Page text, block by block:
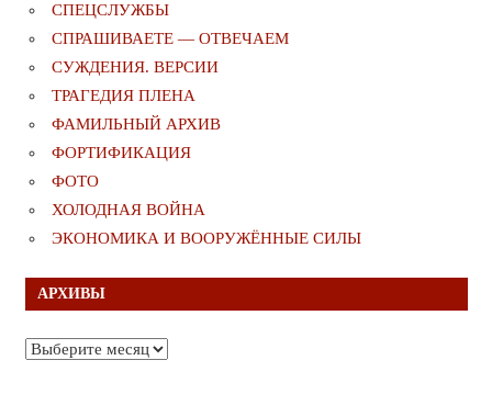
СПЕЦСЛУЖБЫ
СПРАШИВАЕТЕ — ОТВЕЧАЕМ
СУЖДЕНИЯ. ВЕРСИИ
ТРАГЕДИЯ ПЛЕНА
ФАМИЛЬНЫЙ АРХИВ
ФОРТИФИКАЦИЯ
ФОТО
ХОЛОДНАЯ ВОЙНА
ЭКОНОМИКА И ВООРУЖЁННЫЕ СИЛЫ
АРХИВЫ
Архивы